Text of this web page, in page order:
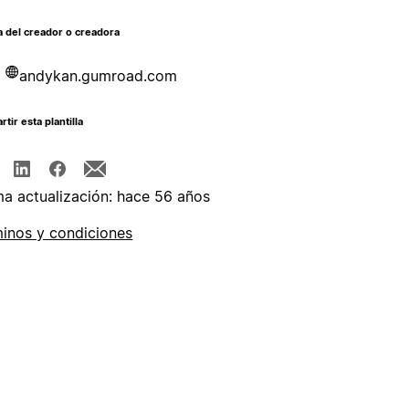
del creador o creadora
andykan.gumroad.com
esta plantilla
actualización: hace 56 años
y condiciones